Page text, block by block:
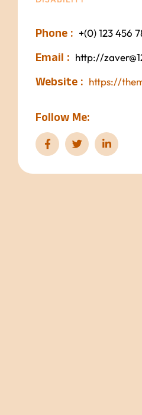
Phone : +(0) 123 456
Email : http://
Website : https://
Follow Me: